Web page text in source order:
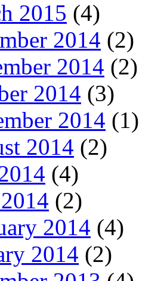
2015 (4)
2014 (2)
2014 (2)
2014 (3)
2014 (1)
2014 (2)
(4)
(2)
2014 (4)
2014 (2)